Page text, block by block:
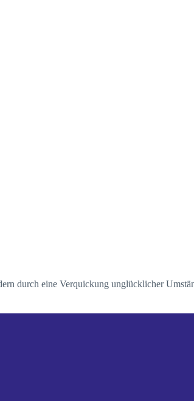
durch eine Verquickung unglücklicher